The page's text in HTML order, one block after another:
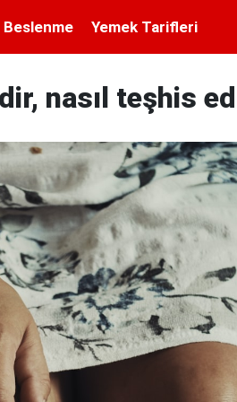
Beslenme Yemek Tarifleri
nasıl teşhis